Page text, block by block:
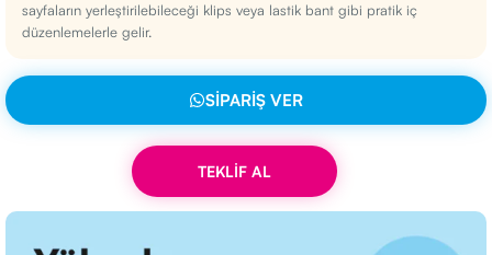
sayfaların yerleştirilebileceği klips veya lastik bant gibi pratik iç
düzenlemelerle gelir.
SIPARIŞ VER
TEKLİF AL